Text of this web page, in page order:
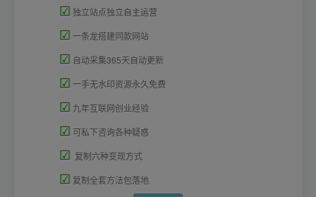
☑ 独立站点独立自主运营
☑ 一条龙搭建同款网站
☑ 自动采集365天自动更新
☑ 一手无水印资源永久免费
☑ 九年互联网创业经验
☑ 可私下咨询各种疑惑
☑ 复制六种变现方式
☑ 复制全套方法包落地